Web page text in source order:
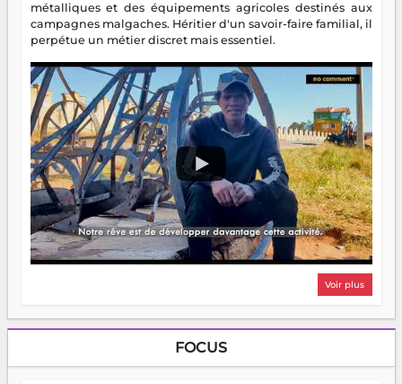
métalliques et des équipements agricoles destinés aux
campagnes malgaches. Héritier d'un savoir-faire familial, il
perpétue un métier discret mais essentiel.
Voir plus
FOCUS